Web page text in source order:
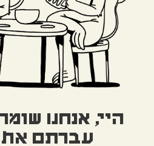
בירת קראפט ירושלמית
לכל
היי, אנחנו
עברתם את